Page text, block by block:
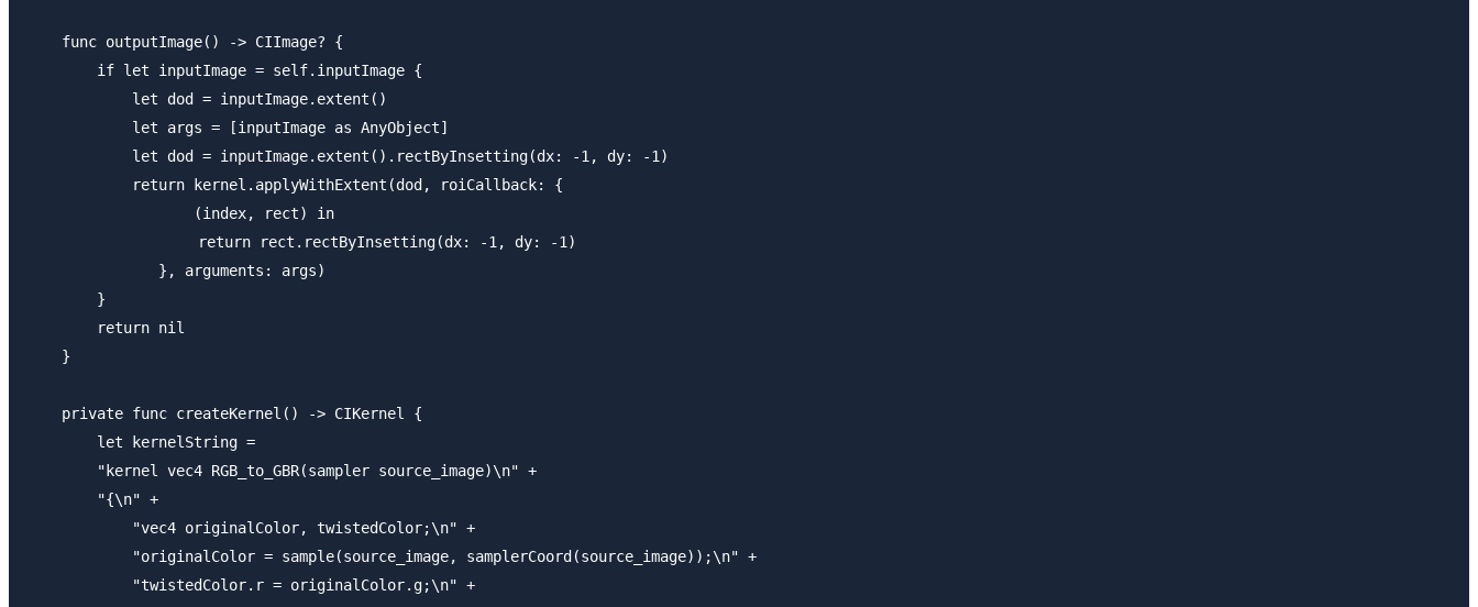
    func outputImage() -> CIImage? {
        if let inputImage = self.inputImage {
            let dod = inputImage.extent()
            let args = [inputImage as AnyObject]
            let dod = inputImage.extent().rectByInsetting(dx: -1, dy: -1)
            return kernel.applyWithExtent(dod, roiCallback: {
                   (index, rect) in
    　　　　　　     return rect.rectByInsetting(dx: -1, dy: -1)
               }, arguments: args)
        }
        return nil
    }
    private func createKernel() -> CIKernel {
        let kernelString =
        "kernel vec4 RGB_to_GBR(sampler source_image)\n" +
        "{\n" +
            "vec4 originalColor, twistedColor;\n" +
            "originalColor = sample(source_image, samplerCoord(source_image));\n" +
            "twistedColor.r = originalColor.g;\n" +